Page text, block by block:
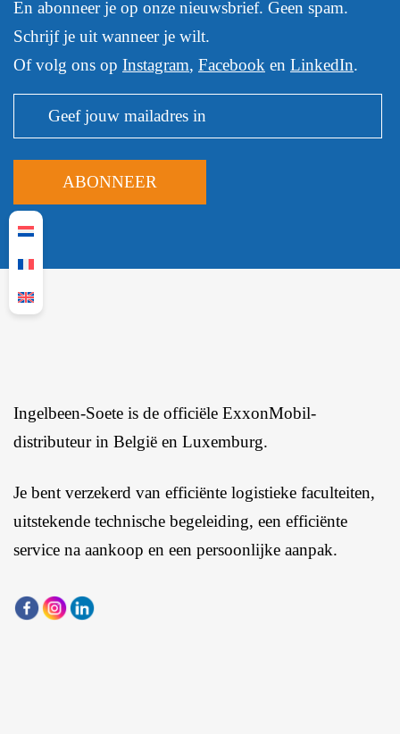
En abonneer je op onze nieuwsbrief. Geen spam.
Schrijf je uit wanneer je wilt.
Of volg ons op Instagram, Facebook en LinkedIn.
Ingelbeen-Soete is de officiële ExxonMobil-
distributeur in België en Luxemburg.
Je bent verzekerd van efficiënte logistieke faculteiten,
uitstekende technische begeleiding, een efficiënte
service na aankoop en een persoonlijke aanpak.